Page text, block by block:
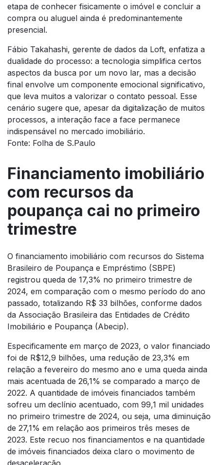
etapa de conhecer fisicamente o imóvel e concluir a
compra ou aluguel ainda é predominantemente
presencial.
Fábio Takahashi, gerente de dados da Loft, enfatiza a
dualidade do processo: a tecnologia simplifica certos
aspectos da busca por um novo lar, mas a decisão
final envolve um componente emocional significativo,
que leva muitos a valorizar o contato pessoal. Esse
cenário sugere que, apesar da digitalização de muitos
processos, a interação face a face permanece
indispensável no mercado imobiliário.
Fonte: Folha de S.Paulo
Financiamento imobiliário
com recursos da
poupança cai no primeiro
trimestre
O financiamento imobiliário com recursos do Sistema
Brasileiro de Poupança e Empréstimo (SBPE)
registrou queda de 17,3% no primeiro trimestre de
2024, em comparação com o mesmo período do ano
passado, totalizando R$ 33 bilhões, conforme dados
da Associação Brasileira das Entidades de Crédito
Imobiliário e Poupança (Abecip).
Especificamente em março de 2023, o valor financiado
foi de R$12,9 bilhões, uma redução de 23,3% em
relação a fevereiro do mesmo ano e uma queda ainda
mais acentuada de 26,1% se comparado a março de
2022. A quantidade de imóveis financiados também
sofreu um declínio acentuado, com 99,1 mil unidades
no primeiro trimestre de 2024, ou seja, uma diminuição
de 27,1% em relação aos primeiros três meses de
2023. Este recuo nos financiamentos e na quantidade
de imóveis financiados deixa claro o movimento de
desaceleração.